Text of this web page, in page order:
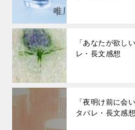
「あなたが欲し
レ・長文感想
「夜明け前に会
タバレ・長文感想